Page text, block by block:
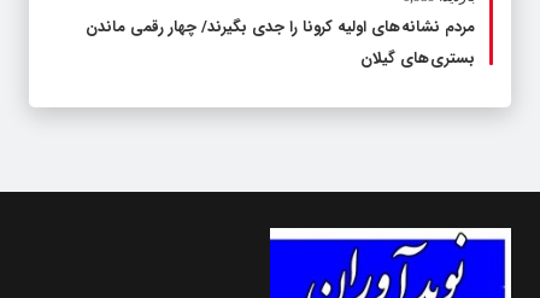
مردم نشانه های اولیه کرونا را جدی بگیرند/ چهار رقمی ماندن
بستری های گیلان